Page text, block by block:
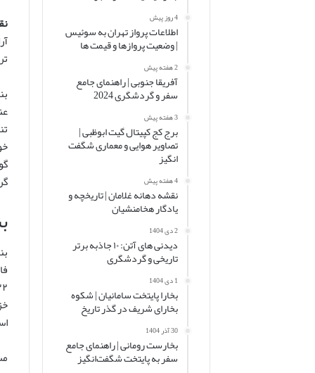
4 روز پیش
اطلاعات پرواز تهران به سوئیس
| وضعیت پروازها و قیمت ها
2 هفته پیش
آفریقا جنوبی | راهنمای جامع
سفر و گردشگری 2024
3 هفته پیش
برج کج کپیتال گیت ابوظبی |
تصاویر هوایی و معماری شگفت
انگیز
4 هفته پیش
نقشه دهانه غلامان | تاریخچه و
یادگار هخامنشیان
2 دی 1404
دیدنی های آتن: ۱۰ جاذبه برتر
تاریخی و گردشگری
1 دی 1404
بخارا پایتخت سامانیان | شکوه
بخارای شریف در گذر تاریخ
30 آذر 1404
بخارست رومانی | راهنمای جامع
سفر به پایتخت شگفت‌انگیز